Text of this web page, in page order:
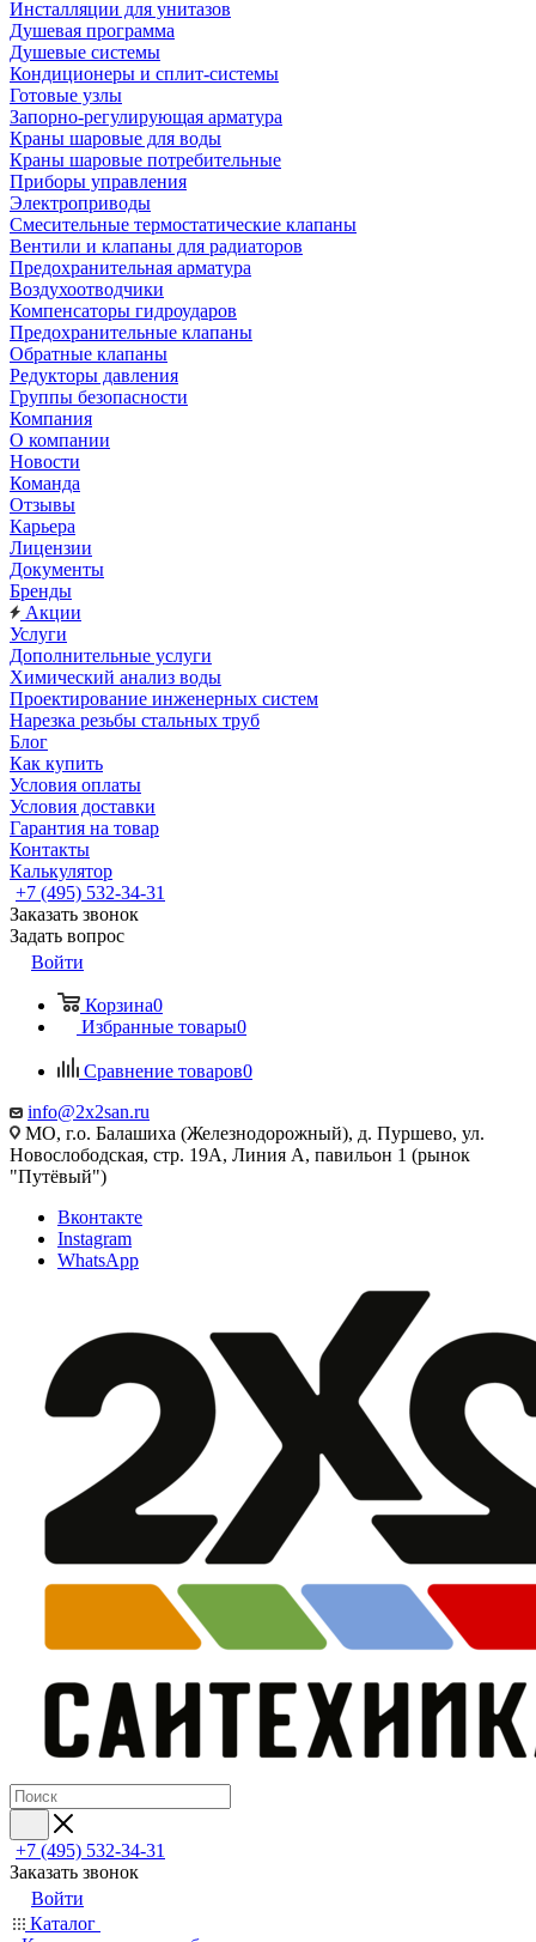
Инсталляции для унитазов
Душевая программа
Душевые системы
Кондиционеры и сплит-системы
Готовые узлы
Запорно-регулирующая арматура
Краны шаровые для воды
Краны шаровые потребительные
Приборы управления
Электроприводы
Смесительные термостатические клапаны
Вентили и клапаны для радиаторов
Предохранительная арматура
Воздухоотводчики
Компенсаторы гидроударов
Предохранительные клапаны
Обратные клапаны
Редукторы давления
Группы безопасности
Компания
О компании
Новости
Команда
Отзывы
Карьера
Лицензии
Документы
Бренды
Акции
Услуги
Дополнительные услуги
Химический анализ воды
Проектирование инженерных систем
Нарезка резьбы стальных труб
Блог
Как купить
Условия оплаты
Условия доставки
Гарантия на товар
Контакты
Калькулятор
+7 (495) 532‑34‑31
Заказать звонок
Задать вопрос
Войти
Корзина0
Избранные товары0
Сравнение товаров0
info@2x2san.ru
МО, г.о. Балашиха (Железнодорожный), д. Пуршево, ул.
Новослободская, стр. 19А, Линия А, павильон 1 (рынок
"Путёвый")
Вконтакте
Instagram
WhatsApp
+7 (495) 532‑34‑31
Заказать звонок
Войти
Каталог